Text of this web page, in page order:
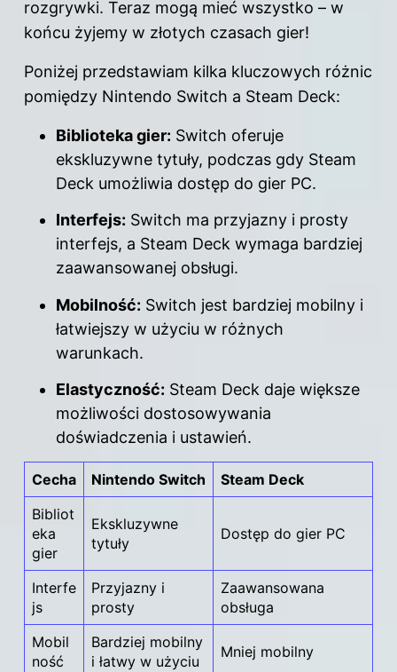
rozgrywki. Teraz mogą mieć wszystko – w
końcu żyjemy w złotych czasach gier!
Poniżej przedstawiam kilka kluczowych różnic
pomiędzy Nintendo Switch a Steam Deck:
Biblioteka gier: Switch oferuje
ekskluzywne tytuły, podczas gdy Steam
Deck umożliwia dostęp do gier PC.
Interfejs: Switch ma przyjazny i prosty
interfejs, a Steam Deck wymaga bardziej
zaawansowanej obsługi.
Mobilność: Switch jest bardziej mobilny i
łatwiejszy w użyciu w różnych
warunkach.
Elastyczność: Steam Deck daje większe
możliwości dostosowywania
doświadczenia i ustawień.
Cecha Nintendo Switch
Steam Deck
Bibliot
eka
gier
Ekskluzywne
tytuły
Dostęp do gier PC
Interfe
js
Przyjazny i
prosty
Zaawansowana
obsługa
Mobil
ność
Bardziej mobilny
i łatwy w użyciu
Mniej mobilny